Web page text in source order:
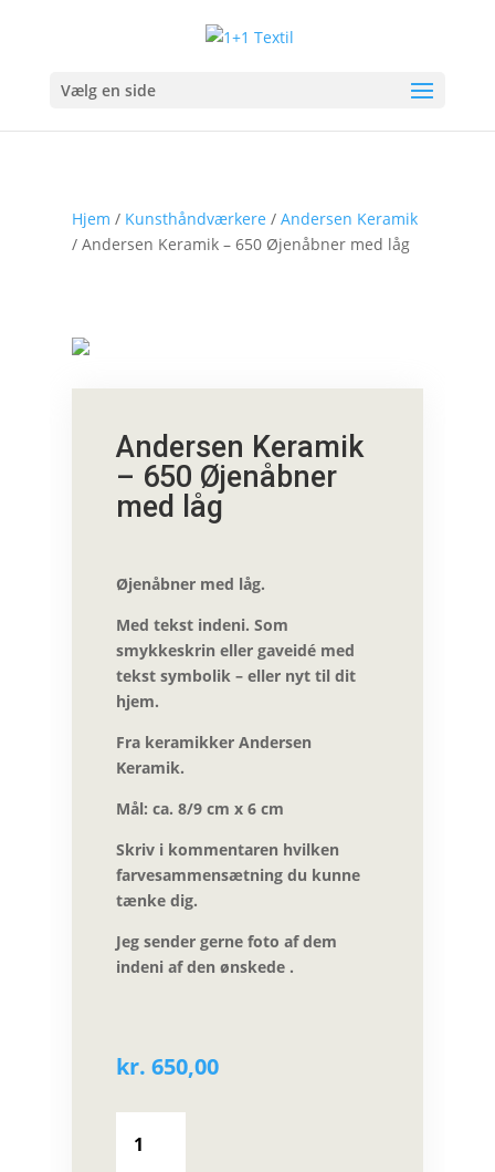
Vælg en side
Hjem / Kunsthåndværkere / Andersen Keramik
/ Andersen Keramik – 650 Øjenåbner med låg
Andersen Keramik
– 650 Øjenåbner
med låg
Øjenåbner med låg.
Med tekst indeni. Som
smykkeskrin eller gaveidé med
tekst symbolik – eller nyt til dit
hjem.
Fra keramikker Andersen
Keramik.
Mål: ca. 8/9 cm x 6 cm
Skriv i kommentaren hvilken
farvesammensætning du kunne
tænke dig.
Jeg sender gerne foto af dem
indeni af den ønskede .
kr. 650,00
Keramik